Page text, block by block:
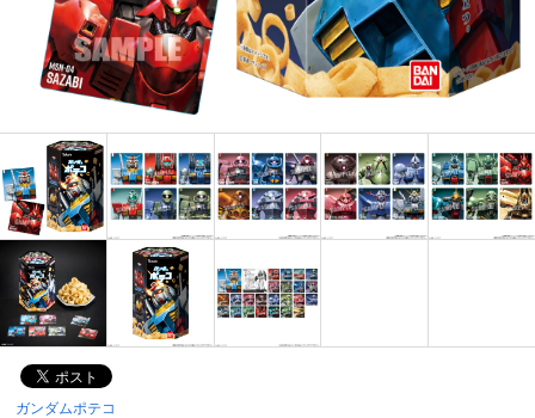
ガンダムポテコ